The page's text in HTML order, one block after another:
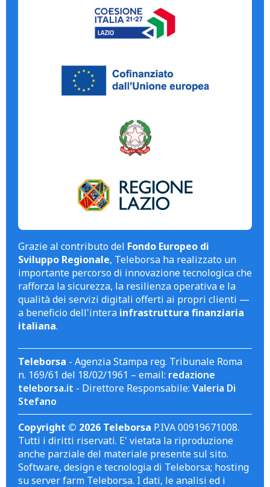
Grazie al contributo del Fondo Europeo di
Sviluppo Regionale, Teleborsa ha realizzato un
importante percorso di innovazione tecnologica che
rafforza la sicurezza, la resilienza operativa e la
qualità dei servizi digitali offerti ai propri clienti —
a beneficio dell'intera infrastruttura finanziaria
italiana.
Teleborsa - Agenzia Stampa reg. Tribunale Roma
n. 169/61 del 18/02/1961 – email: redazione
teleborsa.it - Direttore Responsabile: Valeria Di
Stefano
Copyright © 2026 Teleborsa P.IVA 00919671008.
Tutti i diritti riservati. E' vietata la riproduzione
anche parziale del materiale presente sul sito.
Software, design e tecnologia di Teleborsa; hosting
su server farm Teleborsa. I dati, le analisi ed i